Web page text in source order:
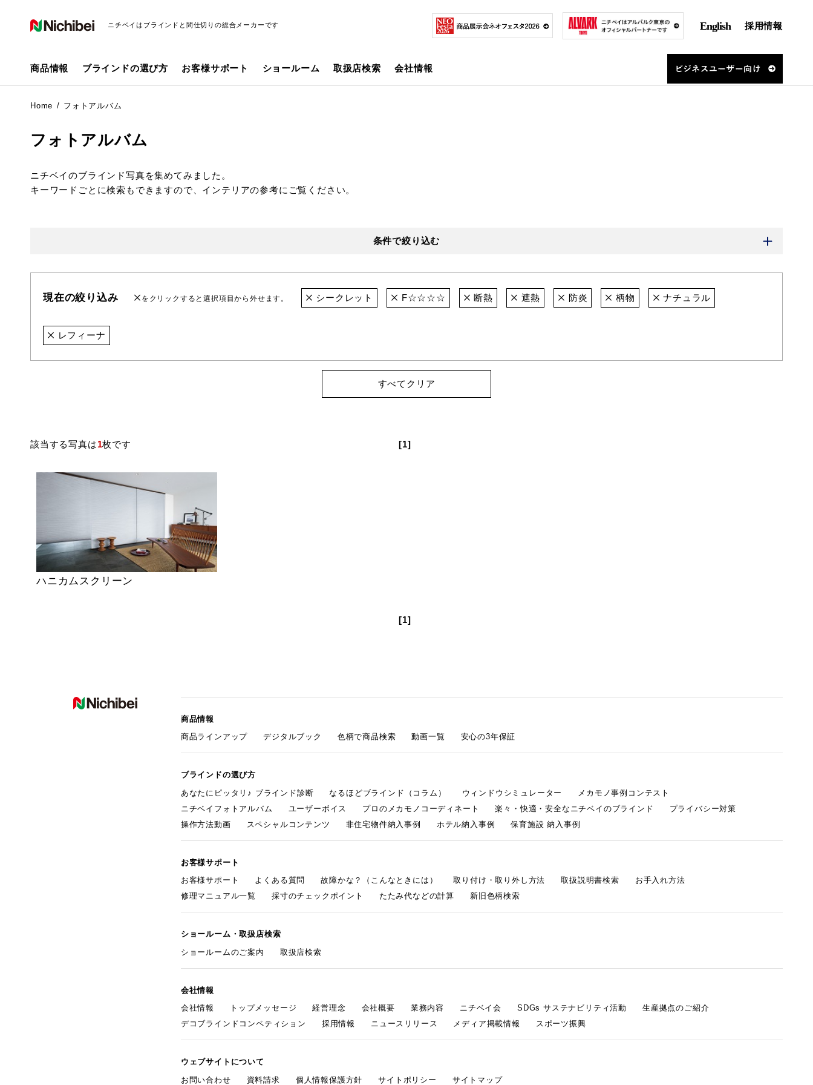
ニチベイはブラインドと間仕切りの総合メーカーです English 採用情報
商品情報 ブラインドの選び方 お客様サポート ショールーム 取扱店検索 会社情報
Home フォトアルバム
フォトアルバム
ニチベイのブラインド写真を集めてみました。
キーワードごとに検索もできますので、インテリアの参考にご覧ください。
条件で絞り込む
現在の絞り込み をクリックすると選択項目から外せます。 シークレット F☆☆☆☆ 断熱 遮熱 防炎 柄物 ナチュラル
レフィーナ
すべてクリア
該当する写真は1枚です [1]
ハニカムスクリーン
[1]
商品情報
商品ラインアップ
デジタルブック 色柄で商品検索 動画一覧 安心の3年保証
ブラインドの選び方
あなたにピッタリ♪ ブラインド診断
なるほどブラインド（コラム） ウィンドウシミュレーター
メカモノ事例コンテスト
ニチベイフォトアルバム
ユーザーボイス プロのメカモノコーディネート 楽々・快適・安全なニチベイのブラインド
プライバシー対策
操作方法動画
スペシャルコンテンツ 非住宅物件納入事例 ホテル納入事例 保育施設 納入事例
お客様サポート
お客様サポート
よくある質問 故障かな？（こんなときには） 取り付け・取り外し方法 取扱説明書検索
お手入れ方法
修理マニュアル一覧
採寸のチェックポイント たたみ代などの計算 新旧色柄検索
ショールーム・取扱店検索
ショールームのご案内
取扱店検索
会社情報
会社情報
トップメッセージ 経営理念 会社概要 業務内容 ニチベイ会 SDGs サステナビリティ活動
生産拠点のご紹介
デコブラインドコンペティション
採用情報 ニュースリリース メディア掲載情報 スポーツ振興
ウェブサイトについて
お問い合わせ
資料請求 個人情報保護方針 サイトポリシー サイトマップ